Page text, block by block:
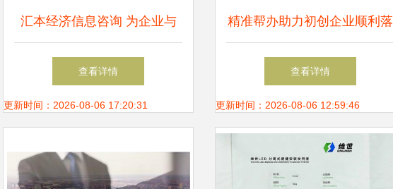
汇本经济信息咨询 为企业与
投资者赋能的信息服务专家
查看详情
更新时间：2026-08-06 17:20:31
精准帮办助力初创企业顺利落
户 临沂市兰山区行政审批服
务局优化营商环境的创新实践
查看详情
更新时间：2026-08-06 12:59:46